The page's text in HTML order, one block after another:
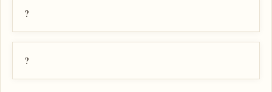
?
?